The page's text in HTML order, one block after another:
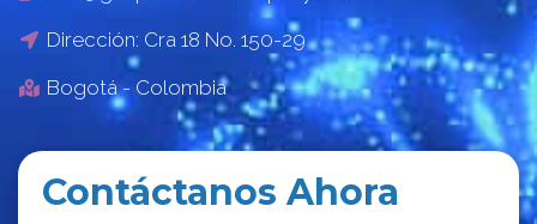
Dirección: Cra 18 No. 150-29
Bogotá - Colombia
Contáctanos Ahora